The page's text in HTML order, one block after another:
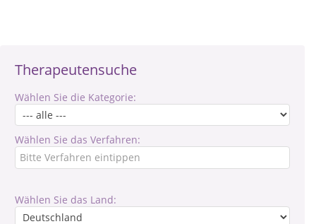
Therapeutensuche
Wählen Sie die Kategorie:
Wählen Sie das Verfahren:
Wählen Sie das Land: